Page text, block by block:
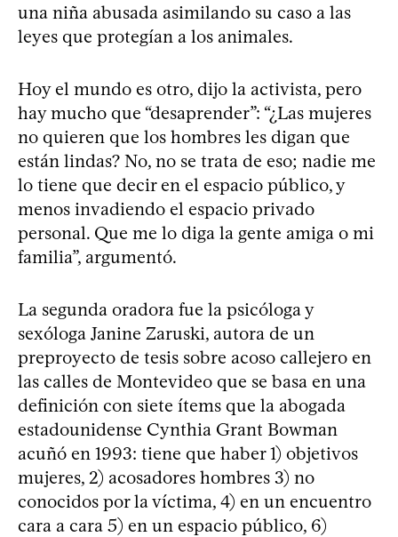
una niña abusada asimilando su caso a las
leyes que protegían a los animales.
Hoy el mundo es otro, dijo la activista, pero
hay mucho que “desaprender”: “¿Las mujeres
no quieren que los hombres les digan que
están lindas? No, no se trata de eso; nadie me
lo tiene que decir en el espacio público, y
menos invadiendo el espacio privado
personal. Que me lo diga la gente amiga o mi
familia”, argumentó.
La segunda oradora fue la psicóloga y
sexóloga Janine Zaruski, autora de un
preproyecto de tesis sobre acoso callejero en
las calles de Montevideo que se basa en una
definición con siete ítems que la abogada
estadounidense Cynthia Grant Bowman
acuñó en 1993: tiene que haber 1) objetivos
mujeres, 2) acosadores hombres 3) no
conocidos por la víctima, 4) en un encuentro
cara a cara 5) en un espacio público, 6)